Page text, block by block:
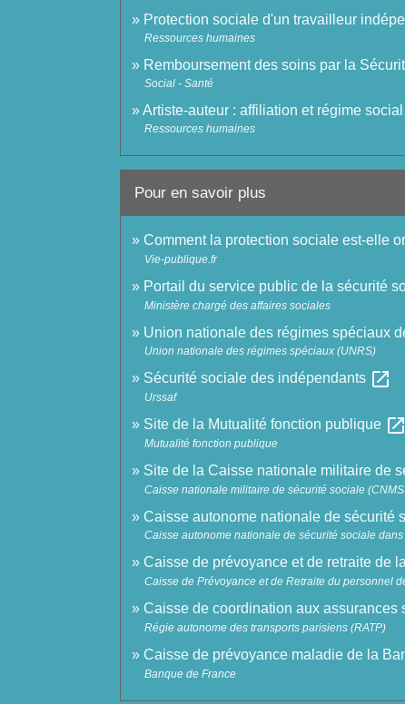
Protection sociale d'un travailleur
Ressources humaines
Remboursement des soins par la
Social - Santé
Artiste-auteur : affiliation et régime social
Ressources humaines
Pour en savoir plus
Comment la protection sociale est-elle
Vie-publique.fr
Portail du service public de la sécurité
Ministère chargé des affaires sociales
Union nationale des régimes spéciaux
Union nationale des régimes spéciaux (UNRS)
Sécurité sociale des indépendants open_in_new
Urssaf
Site de la Mutualité fonction publique open_in_new
Mutualité fonction publique
Site de la Caisse nationale militaire de
Caisse nationale militaire de sécurité sociale
Caisse autonome nationale de sécurité
Caisse autonome nationale de sécurité sociale
Caisse de prévoyance et de retraite de
Caisse de Prévoyance et de Retraite du personnel
Caisse de coordination aux assurances
Régie autonome des transports parisiens (RATP)
Caisse de prévoyance maladie de la
Banque de France